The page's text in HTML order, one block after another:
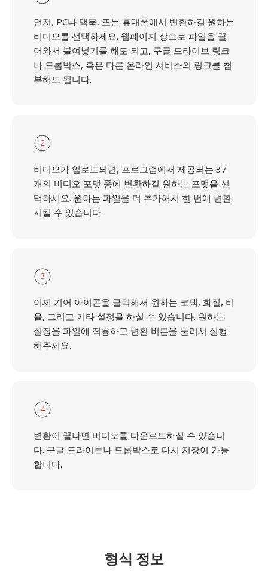
먼저, PC나 맥북, 또는 휴대폰에서 변환하길 원하는
비디오를 선택하세요. 웹페이지 상으로 파일을 끌
어와서 붙여넣기를 해도 되고, 구글 드라이브 링크
나 드롭박스, 혹은 다른 온라인 서비스의 링크를 첨
부해도 됩니다.
2
비디오가 업로드되면, 프로그램에서 제공되는 37
개의 비디오 포맷 중에 변환하길 원하는 포맷을 선
택하세요. 원하는 파일을 더 추가해서 한 번에 변환
시킬 수 있습니다.
3
이제 기어 아이콘을 클릭해서 원하는 코덱, 화질, 비
율, 그리고 기타 설정을 하실 수 있습니다. 원하는
설정을 파일에 적용하고 변환 버튼을 눌러서 실행
해주세요.
4
변환이 끝나면 비디오를 다운로드하실 수 있습니
다. 구글 드라이브나 드롭박스로 다시 저장이 가능
합니다.
형식 정보